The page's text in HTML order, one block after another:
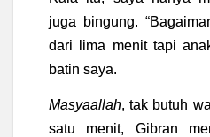
juga bingung.
dari lima menit tapi
batin saya.
Masyaallah, tak butuh
satu menit, Gibran